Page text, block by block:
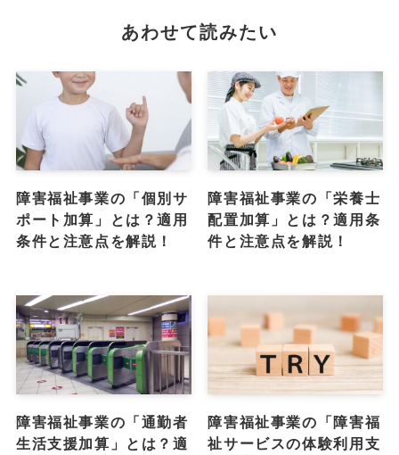
あわせて読みたい
障害福祉事業の「個別サ
ポート加算」とは？適用
条件と注意点を解説！
障害福祉事業の「栄養士
配置加算」とは？適用条
件と注意点を解説！
障害福祉事業の「通勤者
生活支援加算」とは？適
障害福祉事業の「障害福
祉サービスの体験利用支